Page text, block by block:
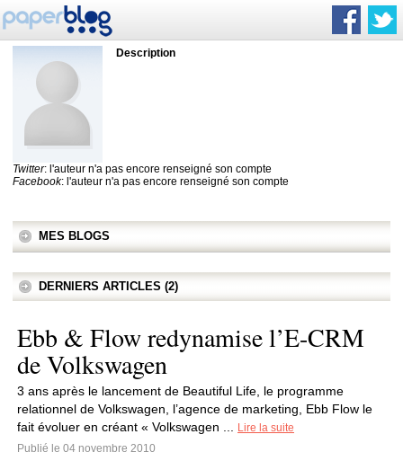
Description
Twitter: l'auteur n'a pas encore renseigné son compte
Facebook: l'auteur n'a pas encore renseigné son compte
MES BLOGS
DERNIERS ARTICLES (2)
Ebb & Flow redynamise l’E-CRM
de Volkswagen
3 ans après le lancement de Beautiful Life, le programme
relationnel de Volkswagen, l’agence de marketing, Ebb Flow le
fait évoluer en créant « Volkswagen ...
Lire la suite
Publié le 04 novembre 2010